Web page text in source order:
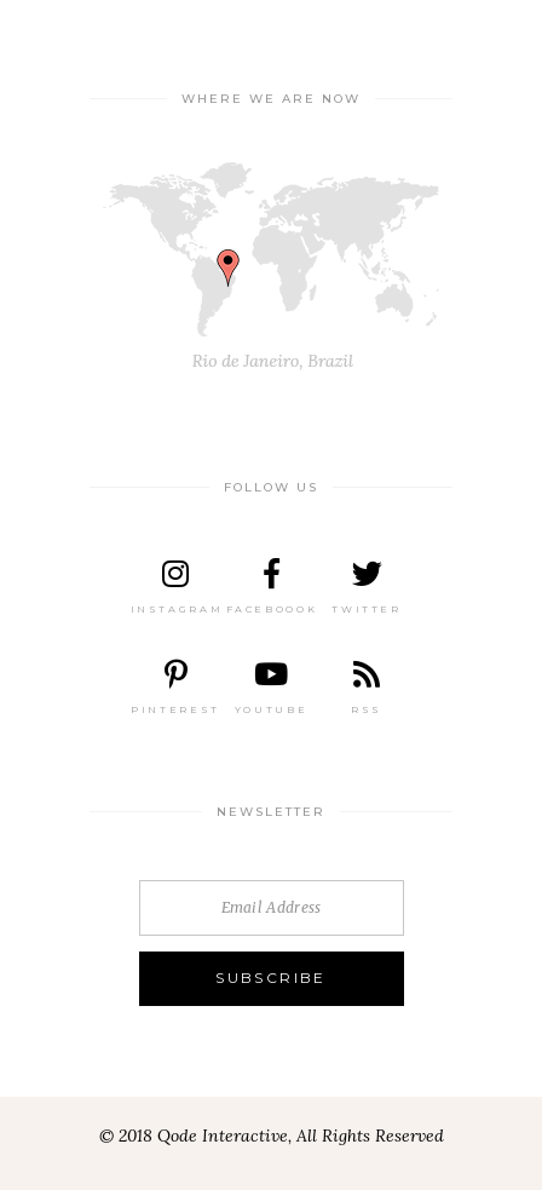
WHERE WE ARE NOW
FOLLOW US
INSTAGRAM FACEBOOOK TWITTER
PINTEREST YOUTUBE RSS
NEWSLETTER
© 2018 Qode Interactive, All Rights Reserved